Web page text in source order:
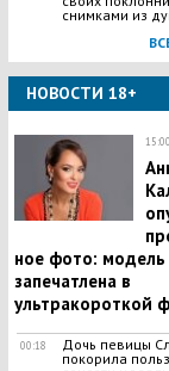
снимками из
НОВОСТИ 18+
15:00
ное фото: модель
запечатлена в
ультракороткой
00:18
Дочь певицы
покорила